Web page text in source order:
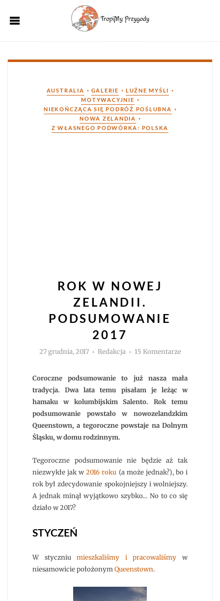
Kategorie
AUSTRALIA • GALERIE • LUŹNE MYŚLI •
MOTYWACYJNIE •
NIEKOŃCZĄCA SIĘ PODRÓŻ POŚLUBNA •
NOWA ZELANDIA •
Z WŁASNEGO PODWÓRKA: POLSKA
ROK W NOWEJ
ZELANDII.
PODSUMOWANIE
2017
27 grudnia, 2017 Autor
Redakcja 15 Komentarzedo
Zelandii.
2017
Coroczne podsumowanie to już nasza mała
tradycja. Dwa lata temu pisałam je leżąc w
hamaku w kolumbijskim Salento. Rok temu
podsumowanie powstało w nowozelandzkim
Queenstown, a tegoroczne powstaje na Dolnym
Śląsku, w domu rodzinnym.
Tegoroczne podsumowanie nie będzie aż tak
niezwykłe jak w2016 roku (a może jednak?), bo i
rok był zdecydowanie spokojniejszy i wolniejszy.
A jednak minął wyjątkowo szybko… No to co się
działo w 2017?
STYCZEŃ
W styczniumieszkaliśmy i pracowaliśmy w
niesamowicie położonymQueenstown.